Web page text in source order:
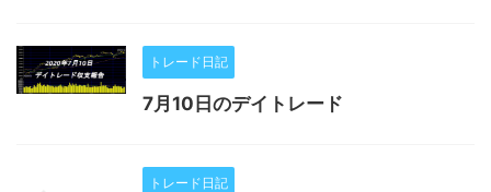
トレード日記
7月10日のデイトレード
トレード日記